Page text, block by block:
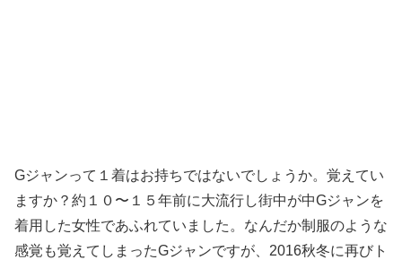
Gジャンって１着はお持ちではないでしょうか。覚えてい
ますか？約１０〜１５年前に大流行し街中が中Gジャンを
着用した女性であふれていました。なんだか制服のような
感覚も覚えてしまったGジャンですが、2016秋冬に再びト